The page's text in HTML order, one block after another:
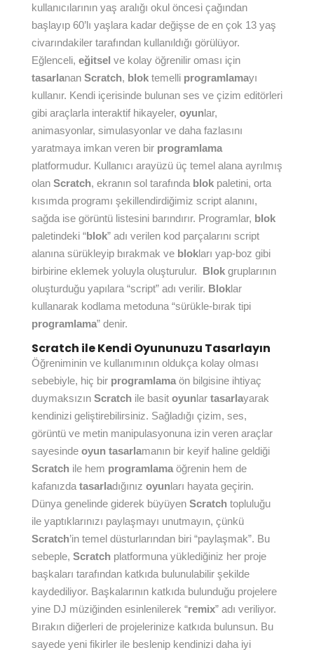
kullanıcılarının yaş aralığı okul öncesi çağından
başlayıp 60’lı yaşlara kadar değişse de en çok 13 yaş
civarındakiler tarafından kullanıldığı görülüyor.
Eğlenceli, eğitsel ve kolay öğrenilir oması için
tasarlanan Scratch, bloktemelli programlamayı
kullanır. Kendi içerisinde bulunan ses ve çizim editörleri
gibi araçlarla interaktif hikayeler, oyunlar,
animasyonlar, simulasyonlar ve daha fazlasını
yaratmaya imkan veren bir programlama
platformudur. Kullanıcı arayüzü üç temel alana ayrılmış
olan Scratch, ekranın sol tarafında blokpaletini, orta
kısımda programı şekillendirdiğimiz script alanını,
sağda ise görüntü listesini barındırır. Programlar, blok
paletindeki “blok” adı verilen kod parçalarını script
alanına sürükleyip bırakmak ve blokları yap-boz gibi
birbirine eklemek yoluyla oluşturulur. Blokgruplarının
oluşturduğu yapılara “script” adı verilir. Bloklar
kullanarak kodlama metoduna “sürükle-bırak tipi
programlama” denir.
Scratch ile Kendi Oyununuzu Tasarlayın
Öğreniminin ve kullanımının oldukça kolay olması
sebebiyle, hiç bir programlamaön bilgisine ihtiyaç
duymaksızın Scratchile basit oyunlar tasarlayarak
kendinizi geliştirebilirsiniz. Sağladığı çizim, ses,
görüntü ve metin manipulasyonuna izin veren araçlar
sayesinde oyun tasarlamanın bir keyif haline geldiği
Scratchile hem programlamaöğrenin hem de
kafanızda tasarladığınız oyunları hayata geçirin.
Dünya genelinde giderek büyüyen Scratchtopluluğu
ile yaptıklarınızı paylaşmayı unutmayın, çünkü
Scratch’in temel düsturlarından biri “paylaşmak”. Bu
sebeple, Scratchplatformuna yüklediğiniz her proje
başkaları tarafından katkıda bulunulabilir şekilde
kaydediliyor. Başkalarının katkıda bulunduğu projelere
yine DJ müziğinden esinlenilerek “remix” adı veriliyor.
Bırakın diğerleri de projelerinize katkıda bulunsun. Bu
sayede yeni fikirler ile beslenip kendinizi daha iyi